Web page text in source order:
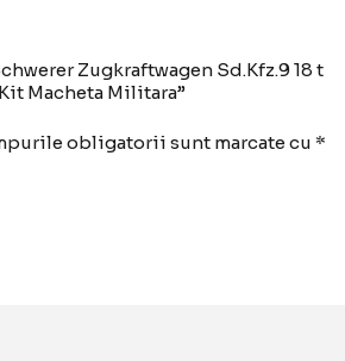
Zugkraftwagen Sd.Kfz.9 18 t
Macheta Militara”
obligatorii sunt marcate cu *